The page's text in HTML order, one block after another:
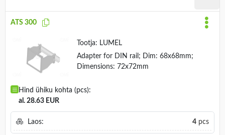
ATS 300
Tootja: LUMEL
Adapter for DIN rail; Dim: 68x68mm;
Dimensions: 72x72mm
Hind ühiku kohta (pcs):
al. 28.63 EUR
Laos: 4 pcs